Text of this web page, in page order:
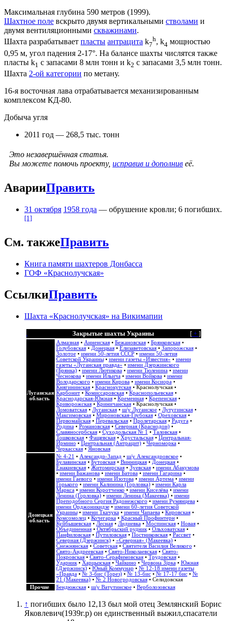
Максимальная глубина 590 метров (1999).
Шахтное поле вскрыто двумя вертикальными стволами и
двумя вентиляционными скважинами.
Шахта разрабатывает пласты антрацита k7
h, k4 мощностью
0,95 м, угол падения 2-17°. На балансе шахты числятся также
пласты k1 с запасами 8 млн тонн и k2 с запасами 3,5 млн тонн.
Шахта 2-ой категории по метану.
16-я восточная лава отрабатывается механизированным
комплексом КД-80.
Добыча угля
2011 год — 268,5 тыс. тонн
Это незавершённая статья.
Вы можете помочь проекту, исправив и дополнив её.
АварииПравить
31 октября 1958 года — обрушение кровли; 6 погибших.
[1]
См. такжеПравить
Книга памяти шахтеров Донбасса
ГОФ «Краснолучская»
СсылкиПравить
Шахта «Краснолучская» на Викимапии
[+ ]
Закрытые шахты Украины
Луганская
область
Алмазная• Анненская• Бежановская• Брянковская•
Голубовская• Донецкая• Елизаветовская• Запорожская•
Золотое• имени 50-летия СССР• имени 50-летия
Советской Украины• имени газеты «Известия» • имени
газеты «Луганская правда» • имени Дзержинского
(Брянка)• имени Лютикова• имени Тюленина• имени
Чеснокова• имени Ильича• имени Войкова• имени
Володарского • имени Кирова• имени Косиора•
Княгининская• Краснокутская• Краснолучская•
Карбонит• Комиссаровская• Краснопольевская•
Краснодарская-Южная• Кременная• Крепенская•
Криворожская• Криничанская• Краснолучская•
Ломоватская• Луганская• ш/у Луганское• Лутугинская•
Максимовская• Мироновская-Глубокая• Ореховская•
Первомайская• Перевальская• Пролетарская• Радуга•
Родина• Романовская• Северная (Краснодон)•
Славяносербская• Суходольская № 1 • Таловская•
Тошковская• Фащевская• Хрустальская• Центральная-
Ирмино • Центральная (Антрацит)• Черноморка•
Черкасская• Яновская
Донецкая
область
№ 4-21 • Александр-Запад • ш/у Александровское•
Булавинская• Бутовская• Винницкая• Донецкая•
Енакиевская• Житомирская• Зуевская• имени Абакумова
• имени Бажанова• имени Батова• имени Гагарина•
имени Гаевого • имени Изотова• имени Артема• имени
Горького • имени Калинина (Горловка)• имени Карла
Маркса• имени Коротченко • имени Киселёва• имени
Ленина (Горловка)• имени Ленина (Макеевка)• имени
Преподобного Сергия Радонежского • имени Румянцева•
имени Орджоникидзе• имени 60-летия Советской
Украины• имени Ткачука• имени Чапаева• Кировская•
Комсомолец• Кочегарка• Красный Профинтерн•
Куйбышевская• Лесная• Лидиевка• Моспинская• Новая•
Объединенная• Октябрьский рудник• Ольховатская•
Панфиловская• Путиловская• Постниковская• Рассвет•
Северная (Дзержинск)• «Северная» (Макеевка)•
Снежнянская• Советская• Святителя Василия Великого •
Свято-Андреевская• Свято-Николаевская• Свято-
Покровская• Свято-Серафимовская• Трудовская•
Ударник• Харцызская• Чайкино • Червона Зірка• Южная
(Дзержинск)• Юный Коммунар • № 12-18 имени газеты
«Правда• № 3-бис (Торез)• № 13-бис• № 17-17 бис• №
21 (Макеевка)• № 2 Новогродовская• Селидовская
Прочие
Бендюжская• ш/у Ватутинское• Верболозовская
↑ погибших было 12,13 был мой отец Землянский Борис
Яковлевич(1939г.р) он единственный выжил,спасатели